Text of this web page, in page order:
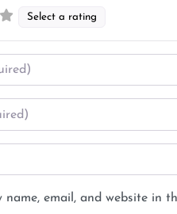
Select a rating
name, email, and website in